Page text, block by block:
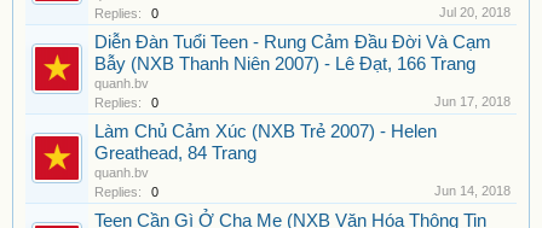
Replies:
0 Jul 20, 2018
Diễn Đàn Tuổi Teen - Rung Cảm Đầu Đời Và Cạm
Bẫy (NXB Thanh Niên 2007) - Lê Đạt, 166 Trang
quanh.bv
Replies:
0 Jun 17, 2018
Làm Chủ Cảm Xúc (NXB Trẻ 2007) - Helen
Greathead, 84 Trang
quanh.bv
Replies:
0 Jun 14, 2018
Teen Cần Gì Ở Cha Mẹ (NXB Văn Hóa Thông Tin